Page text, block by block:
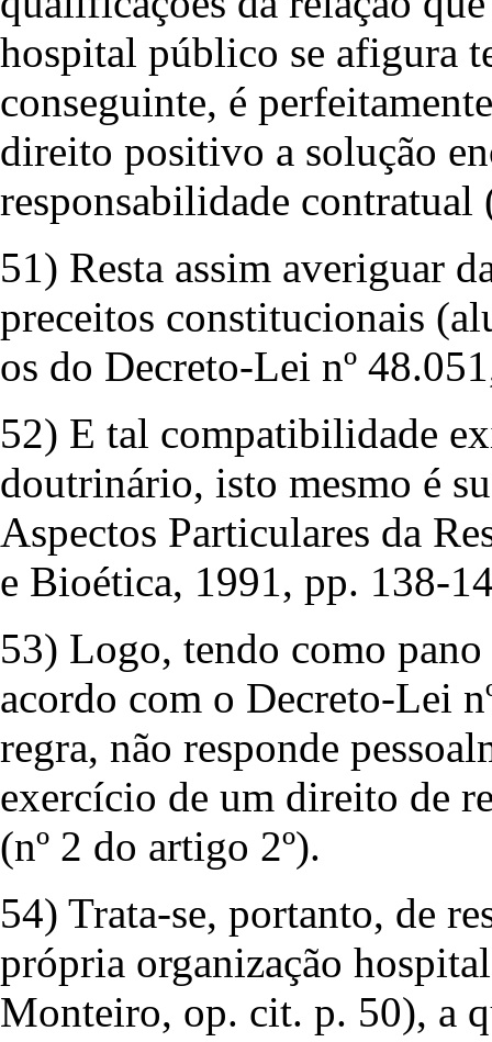
hospital público se afigura
conseguinte, é
direito positivo a solução
responsabilidade
51) Resta assim averiguar
preceitos constitucionais
os do Decreto-Lei nº
52) E tal compatibilidade
doutrinário, isto mesmo é
Aspectos Particulares da
e Bioética, 1991, pp. 138-
53) Logo, tendo como
acordo com o Decreto-Lei
regra, não responde
exercício de um direito de
(nº 2 do artigo 2º).
54) Trata-se, portanto, de
própria organização
Monteiro, op. cit. p. 50), a